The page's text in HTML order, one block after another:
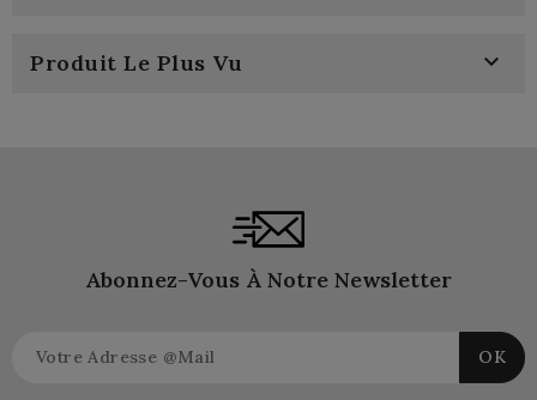
Produit Le Plus Vu 
Abonnez-Vous À Notre Newsletter